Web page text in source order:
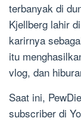
terbanyak di
Kjellberg lahir
karirnya
itu
vlog, dan
Saat ini,
subscriber di